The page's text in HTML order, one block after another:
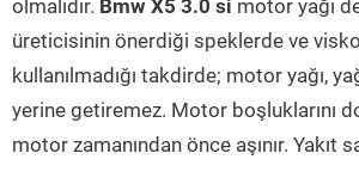
olmalıdır. Bmw X5 3.0 si motor yağı
üreticisinin önerdiği speklerde ve
kullanılmadığı takdirde; motor yağı,
yerine getiremez. Motor boşluklarını
motor zamanından önce aşınır. Yakıt